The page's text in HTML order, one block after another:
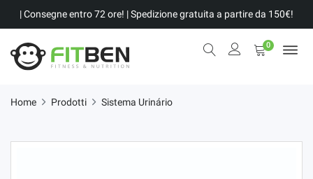
| Consegne entro 72 ore! | Spedizione gratuita a partire da 150€!
0
Home Prodotti Sistema Urinário